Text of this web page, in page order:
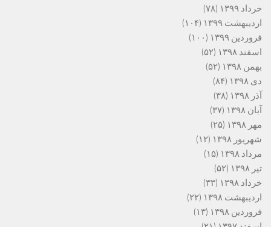
خرداد ۱۳۹۹
(۷۸)
اردیبهشت ۱۳۹۹
(۱۰۴)
فروردین ۱۳۹۹
(۱۰۰)
اسفند ۱۳۹۸
(۵۲)
بهمن ۱۳۹۸
(۵۲)
دی ۱۳۹۸
(۸۴)
آذر ۱۳۹۸
(۳۸)
آبان ۱۳۹۸
(۳۷)
مهر ۱۳۹۸
(۲۵)
شهریور ۱۳۹۸
(۱۲)
مرداد ۱۳۹۸
(۱۵)
تیر ۱۳۹۸
(۵۲)
خرداد ۱۳۹۸
(۳۳)
اردیبهشت ۱۳۹۸
(۲۲)
فروردین ۱۳۹۸
(۱۳)